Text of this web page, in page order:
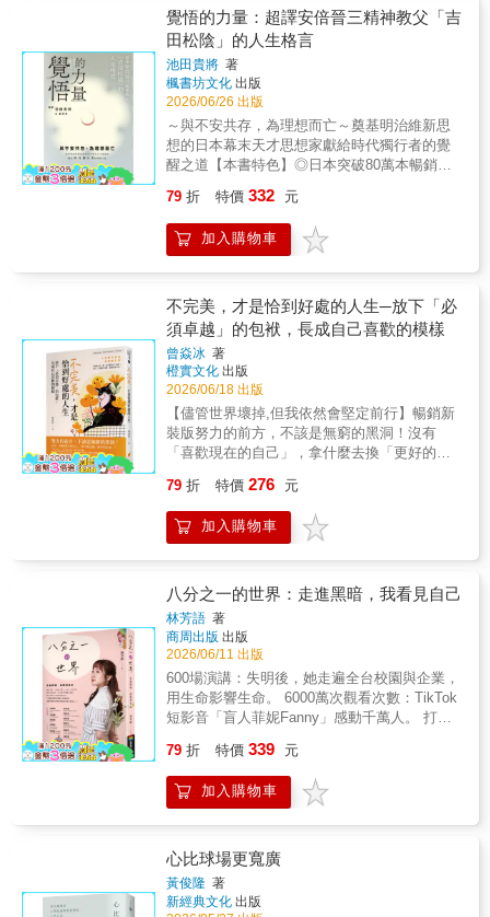
代，作者用他的切身經驗分享：若你現在感到
焦慮，代表正身處在「改變的入口」！！除了
讀書機器和躺平放棄，關於學習，我們還有哪
些選擇？★正在面對考試壓力，或對當下及未
來感到迷茫、高敏感或容易內耗、害怕落後、
努力到懷疑自我、對於社群上的比較感到疲累
的人，都適讀此書。作者以他的人生故事開
場，在學生時期碰到的無數挫折、低潮及缺乏
自信，和大多數人走過的求學路相似，他嘗試
過各種讀書方式、安排新的學習路徑；在這段
披荊斬棘的路上，他終於遇見了理想的自己，
也對讀書學習有了新的定義。「讀書的目的，
從來不在於取得優異的「成績」，而是要以
造更幸福的生活。」\\ 本書分成四章 //PART1
讀書的決心──讀書，從承認自己的珍貴開始
PART2讀書的理由──要不要，試著用功一次看
看？PART3讀書的方法──既然避不掉，怎麼做
才能把書讀好？PART4讀書的喜悅──學習，終
將讓你的未來閃閃發光★把自己當成公司來經
營，學習就是你能累積的資產，是守護自己的
強大底氣，包含了視野、跨域力、競爭力、思
辨力；不必和誰比較，主動選擇讀書學習的
「我」，才是令人最敬畏的對手！★在AI時代
份工作從年輕做到老，然而，這也是個「凡事
皆有可能」的黃金時代。無論是哪個領域的學
習，都是有方法的，得用技巧去管理的，更是
步，人生選擇權的廣度就得以展開。作者這麼
說：『讀書與寫作業，其實就是職場與社會生
活的「預演」；讓你學會「心態管理」、「時
間管理」、「練就專注力」，請記得，所有偉
大的征途，都是由微小的步伐累積而成。』●學
習說到底，就是對於成功的預演。等自己搞懂
了，就會覺得一切都很有趣，如果不懂，便覺
打開一個全新的有趣世界。●現在的讀書是為了
擁有「思辨力」，這個能力可以讓你跟未來有
所連結。無論是學習哪一個科，過程永遠比結
態管理」，是如何重整旗鼓、穩住心神，同樣
是學習法中重要的一環。因為追根究柢，世上
所有的成敗，其實都取決於自己的心。●讀書不
帶著我們去到美好的位置。」《隨時放得下的
功課》內容簡介醫者治病，帶領病患逃避死
亡，但許多病人卻忘了許多未圓滿的心願；忘
了道謝、道歉、道別；忘了道愛，忘了神。假
若一輩子就這樣生個病死了，我們有學到什麼
呢？死亡是人生的必然，是很大的功課，可以
學習很多。人生的目標在於有沒有把功課做
好，而不是風光一輩子。癌症是老化的細胞壞
突變了？面臨更多的新科技，更普及的人工智
愛的美德將因此更加面臨嚴峻的挑戰，因為人
性、靈性不見了，被科技取代了。世界的事情
跟環境都發生突變或巨大的變革，更多元，步
調更快，我們應該如何對應。本書特色◆希望
在風雨如晦的當下做出提醒世人的忠告，別在
人生的十字路口選錯方向，浪費一生的時間，
到頭來人生功課也沒有完成。◆將闡明人生的
苦、空、無、常，讓即將辭世的病人看得更寬
心，更豁達，適時完成心願，不會再執著於還
有很多任務尚未完成。◆希望本書能幫助受苦
的病者照亮回家的正確道路，像路燈、燈塔一
樣，忠誠地陪伴著。
清心女子大學校長職務……繁忙校務令她憂鬱
症、膠原病等病痛纏身，在身心遭受極大痛苦
中，她體悟出人生真諦，書寫一篇篇如春風和
煦、照拂人心的療癒文字。她撫慰了一個又一
個苦痛的受傷心靈，並且為迷途的讀者們，指
引一條充滿光的路…… ◆拚命工作而使身心消
磨殆盡？如果心靈沒有餘裕，就難以體恤自己
與他人。◆為了事事不如己意而埋怨命運？即
使置身於痛苦的山巔，前方一定接續著下坡的
出路。◆為了生命的破洞而陷入絕望？從意外
真正重要的事。◆為了一天一天老去而失去自
信？終其一生所留下的，不是我們獲得的東
西，而是我們施予的一切。◆為了不被愛而感
做些什麼？」◆抱怨不公平，看別人的臉色覺
得自己幸或不幸？比起成為環境的奴隸，不如
試著成為環境的主人，讓自己的生命之花綻
放。 「落地之處，便是你此時此刻的安身之
地。」獻給所有在生命中迷惘的人，不容錯過
的必讀之作。
覺悟的力量：超譯安倍晉三精神教父「吉
田松陰」的人生格言
池田貴將 著
楓書坊文化 出版
2026/06/26 出版
～與不安共存，為理想而亡～奠基明治維新思
想的日本幕末天才思想家獻給時代獨行者的覺
醒之道【本書特色】◎日本突破80萬本暢銷
調查）！◎首相「伊藤博文」、倒幕運動領袖
「高杉晉作」、陸軍之父「山縣有朋」等改變
日本命運關鍵人物的啟蒙者超譯經典。◎職業
介紹！面臨西方列強的強勢衝擊，日本進入嚴
密的鎖國時期。當多數人陷入恐懼與無力之
際，年僅25歲的吉田松陰卻選擇做出震撼時代
的決定──偷渡登上黑船，只為向敵人學習。他
明白，光靠敵意無法拯救國家，唯有理解與學
習、實際付出行動，才能真正改變未來。之後
更是開設了一所小型私塾「松下村塾」，培育
出伊藤博文、高杉晉作等足以影響往後日本走
向的人才。本書以吉田松陰的思想為核心，將
這位目光深遠、以滿腔熱血奔走於幕末的天才
理解的176則精煉格言，從「心、士、志、知、
友、死」六大面向層層剖析，深入足以影響整
個世代的關鍵理念，啟發讀者掌握改變未來的
信、當你快被壓力擊垮之時，這本書將帶給你
突破現狀的勇氣。真正能改變未來的，從來不
是條件，而是「行動」──▌編譯者推薦日本史
上，恐怕沒有比吉田松陰更「瘋狂」的人了。
在短短30年的生涯中，他以強烈的個人魅力，
從松下村塾這間小型私塾中，培養出伊藤博
文、高杉晉作等眾多異才。本書收錄了吉田松
心之際，那份年少歲月中遺失的「狂熱之心」
也將在你的內心深處復甦。
79 折 特價 332 元
加入購物車
不完美，才是恰到好處的人生─放下「必
須卓越」的包袱，長成自己喜歡的模樣
曾焱冰 著
橙實文化 出版
2026/06/18 出版
【儘管世界壞掉,但我依然會堅定前行】暢銷新
裝版努力的前方，不該是無窮的黑洞！沒有
「喜歡現在的自己」，拿什麼去換「更好的未
己」，而不是滿足別人的期待。請試著坦誠地
面對生活與身上的諸多瑕疵——「當我接受自
己原本的樣子時，改變才真正開始。」所有的
也許風景更好的道路。人生雖不完美，但還算
可愛這眼前的生活，也是我們所擁有的唯一一
生必經的旅程，多喜歡自己一點，多熱愛生活
一點吧！是的，它們都不完美，卻都那麼可
愛。「更好的自己」，並不是要成為別人期待
中的那個人當你學會坦誠接納自己的不完美，
那些生活中的瑕疵，都會成為順應內心的養
分。 這不是妥協，而是一場找回主控權的內在
革命。卸下包袱，這一次，只為自己前行。生
生活也不會給我們標準答案，只有靠自己不斷
地發現。當你翻開本書，我多麼希望以自己的
視角和感受，讓你看到一個也曾對自己不滿且
程。這眼前的生活，也是我們所擁有的唯一一
生必經的旅程，多喜歡自己一點，多熱愛生活
一點吧。是的，它們都不完美，卻都那麼可
79 折 特價 276 元
加入購物車
八分之一的世界：走進黑暗，我看見自己
林芳語 著
商周出版 出版
2026/06/11 出版
600場演講：失明後，她走遍全台校園與企業，
用生命影響生命。 6000萬次觀看次數：TikTok
短影音「盲人菲妮Fanny」感動千萬人。 打破
化妝課」、「身心障礙自媒體經營課程。「黑
暗也可以是新生的起點。」這本書獻給每一位
正處於低谷、對未來感到迷惘的你。當我們學
照亮自己的那道光。 她的視界，只能看見常人
八分之一的光影，雖然眼前幽暗，她的畫卻揮
灑出繽紛。她用畫與文字展現堅強信念：「每
79 折 特價 339 元
加入購物車
心比球場更寬廣
黃俊隆 著
新經典文化 出版